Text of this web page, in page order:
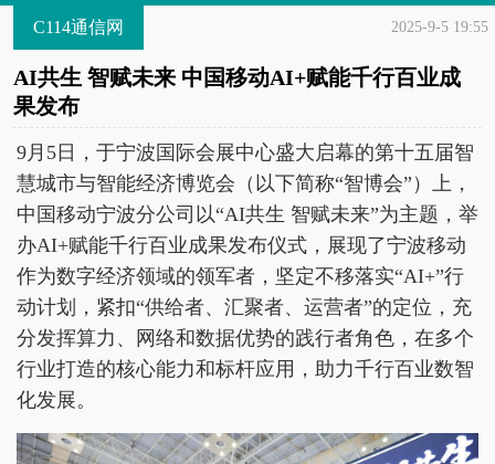
C114通信网 2025-9-5 19:55
AI共生 智赋未来 中国移动AI+赋能千行百业成
果发布
9月5日，于宁波国际会展中心盛大启幕的第十五届智
慧城市与智能经济博览会（以下简称“智博会”）上，
中国移动宁波分公司以“AI共生 智赋未来”为主题，举
办AI+赋能千行百业成果发布仪式，展现了宁波移动
作为数字经济领域的领军者，坚定不移落实“AI+”行
动计划，紧扣“供给者、汇聚者、运营者”的定位，充
分发挥算力、网络和数据优势的践行者角色，在多个
行业打造的核心能力和标杆应用，助力千行百业数智
化发展。